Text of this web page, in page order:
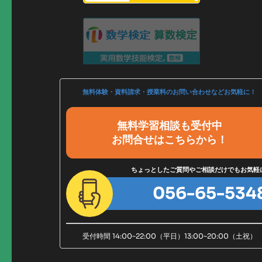
無料体験・資料請求・授業料のお問い合わせなどお気軽に！
無料学習相談も受付中
お問合せはこちらから！
ちょっとしたご質問やご相談だけでもお気軽
056-65-
受付時間 14:00~22:00（平日）13:00~20:00（土祝）